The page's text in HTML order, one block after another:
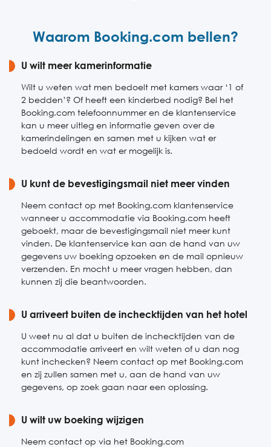
Vrijdag
09:00-20:00
Zaterdag
Zondag
24 uur bereikbaar
Waarom Booking.com bellen?
U wilt meer kamerinformatie
Wilt u weten wat men bedoelt met kamers waar ‘1 of
2 bedden’? Of heeft een kinderbed nodig? Bel het
Booking.com telefoonnummer en de klantenservice
kan u meer uitleg en informatie geven over de
kamerindelingen en samen met u kijken wat er
bedoeld wordt en wat er mogelijk is.
U kunt de bevestigingsmail niet meer vinden
Neem contact op met Booking.com klantenservice
wanneer u accommodatie via Booking.com heeft
geboekt, maar de bevestigingsmail niet meer kunt
vinden. De klantenservice kan aan de hand van uw
gegevens uw boeking opzoeken en de mail opnieuw
verzenden. En mocht u meer vragen hebben, dan
kunnen zij die beantwoorden.
U arriveert buiten de inchecktijden van het hotel
U weet nu al dat u buiten de inchecktijden van de
accommodatie arriveert en wilt weten of u dan nog
kunt inchecken? Neem contact op met Booking.com
en zij zullen samen met u, aan de hand van uw
gegevens, op zoek gaan naar een oplossing.
U wilt uw boeking wijzigen
Neem contact op via het Booking.com